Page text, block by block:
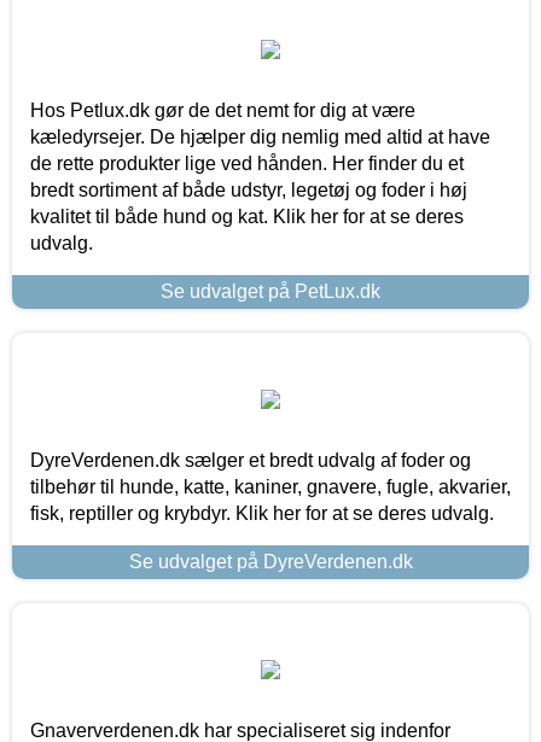
Hos Petlux.dk gør de det nemt for dig at være
kæledyrsejer. De hjælper dig nemlig med altid at have
de rette produkter lige ved hånden. Her finder du et
bredt sortiment af både udstyr, legetøj og foder i høj
kvalitet til både hund og kat. Klik her for at se deres
udvalg.
Se udvalget på PetLux.dk
DyreVerdenen.dk sælger et bredt udvalg af foder og
tilbehør til hunde, katte, kaniner, gnavere, fugle, akvarier,
fisk, reptiller og krybdyr. Klik her for at se deres udvalg.
Se udvalget på DyreVerdenen.dk
Gnaververdenen.dk har specialiseret sig indenfor